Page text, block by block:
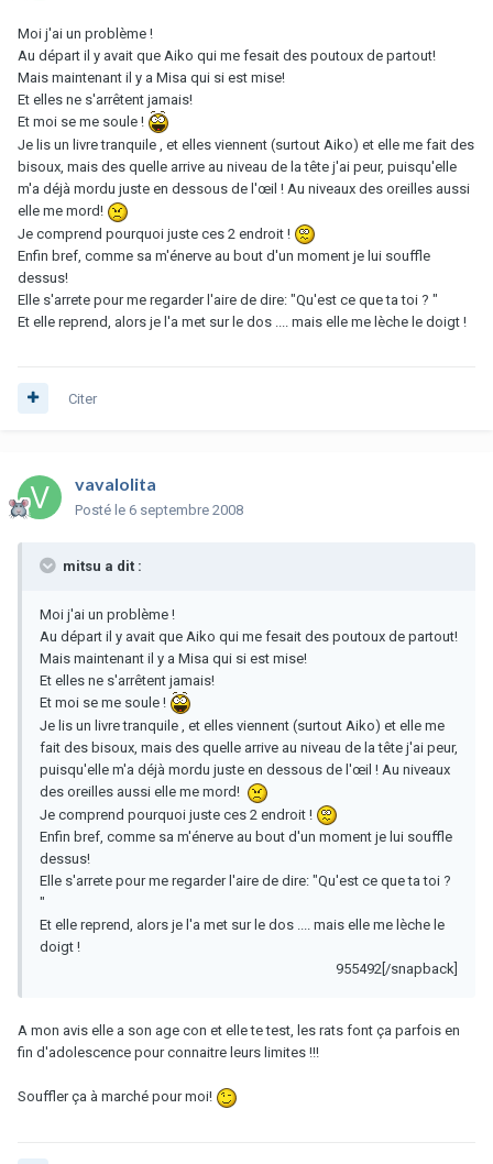
Moi j'ai un problème !
Au départ il y avait que Aiko qui me fesait des poutoux de partout!
Mais maintenant il y a Misa qui si est mise!
Et elles ne s'arrêtent jamais!
Et moi se me soule !
Je lis un livre tranquile , et elles viennent (surtout Aiko) et elle me fait des
bisoux, mais des quelle arrive au niveau de la tête j'ai peur, puisqu'elle
m'a déjà mordu juste en dessous de l'œil ! Au niveaux des oreilles aussi
elle me mord!
Je comprend pourquoi juste ces 2 endroit !
Enfin bref, comme sa m'énerve au bout d'un moment je lui souffle
dessus!
Elle s'arrete pour me regarder l'aire de dire: "Qu'est ce que ta toi ? "
Et elle reprend, alors je l'a met sur le dos .... mais elle me lèche le doigt !
Citer
vavalolita
Posté le 6 septembre 2008
mitsu a dit :
Moi j'ai un problème !
Au départ il y avait que Aiko qui me fesait des poutoux de partout!
Mais maintenant il y a Misa qui si est mise!
Et elles ne s'arrêtent jamais!
Et moi se me soule !
Je lis un livre tranquile , et elles viennent (surtout Aiko) et elle me
fait des bisoux, mais des quelle arrive au niveau de la tête j'ai peur,
puisqu'elle m'a déjà mordu juste en dessous de l'œil ! Au niveaux
des oreilles aussi elle me mord!
Je comprend pourquoi juste ces 2 endroit !
Enfin bref, comme sa m'énerve au bout d'un moment je lui souffle
dessus!
Elle s'arrete pour me regarder l'aire de dire: "Qu'est ce que ta toi ?
"
Et elle reprend, alors je l'a met sur le dos .... mais elle me lèche le
doigt !
955492[/snapback]
A mon avis elle a son age con et elle te test, les rats font ça parfois en
fin d'adolescence pour connaitre leurs limites !!!
Souffler ça à marché pour moi!